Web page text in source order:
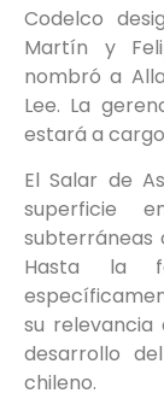
Codelco
Martín y
nombró a
Lee. La
estará a
El Salar de
superficie
subterráneas
Hasta la
su
desarrollo
chileno.